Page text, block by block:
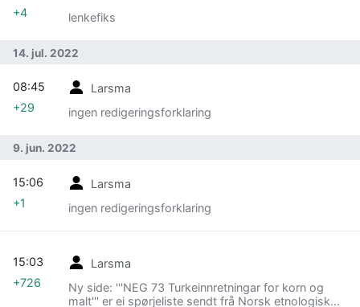
lenkefiks
+4
14. jul. 2022
Larsma
ingen redigeringsforklaring
08:45
+29
9. jun. 2022
Larsma
ingen redigeringsforklaring
15:06
+1
Larsma
Ny side: '''NEG 73 Turkeinnretningar for korn og
malt''' er ei spørjeliste sendt frå Norsk etnologisk
15:03
+726